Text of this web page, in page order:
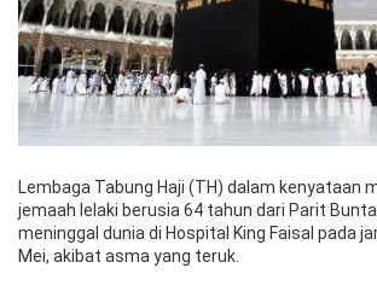
Lembaga Tabung Haji (TH) dalam kenyataan
jemaah lelaki berusia 64 tahun dari Parit
meninggal dunia di Hospital King Faisal pada
Mei, akibat asma yang teruk.